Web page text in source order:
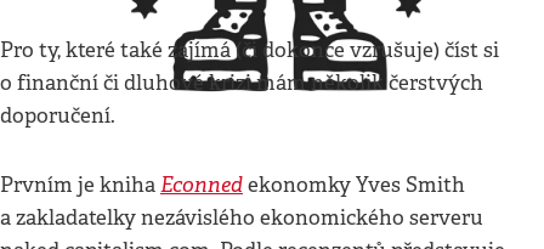
Pro ty, které také zajímá (či dokonce vzrušuje) číst si
o finanční či dluhové krizi mám několik čerstvých
doporučení.
Prvním je knihaEconnedekonomky Yves Smith
a zakladatelky nezávislého ekonomického serveru